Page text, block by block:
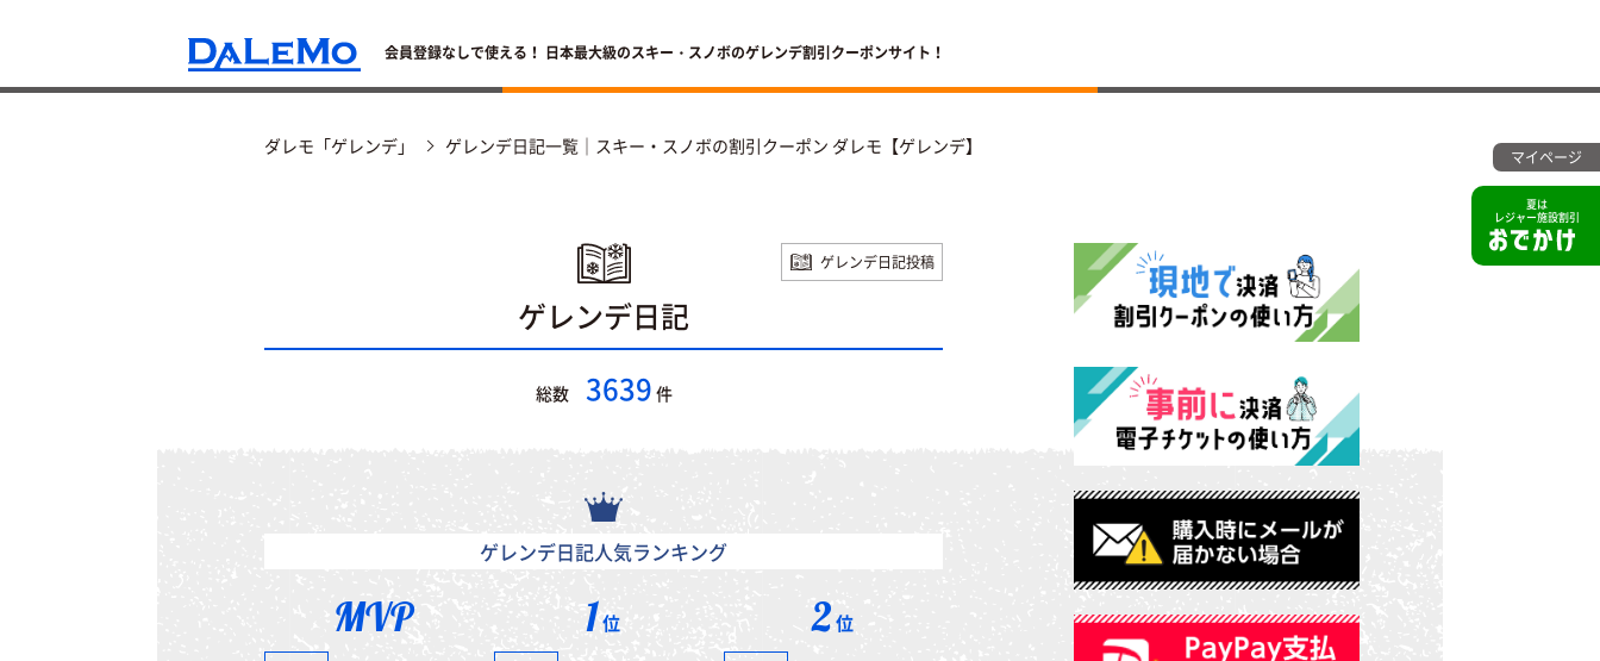
会員登録なしで使える！ 日本最大級のスキー・スノボのゲレンデ割引クーポンサイト！
夏は
レジャー施設割引
マイページ
ダレモ「ゲレンデ」 ゲレンデ日記一覧｜スキー・スノボの割引クーポン ダレモ【ゲレンデ】
ゲレンデ日記投稿
ゲレンデ日記
総数 3639 件
ゲレンデ日記人気ランキング
MVP 1位 2位